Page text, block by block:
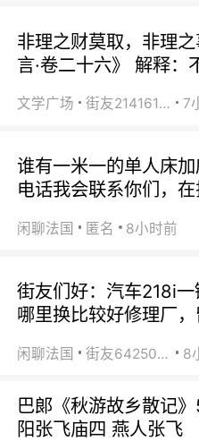
非理之财莫取，非理
言·卷二十六》 解释：
文学广场 街友21416156 7
谁有一米一的单人床
电话我会联系你们，
闲聊法国 匿名 8小时前
街友们好：汽车218i
哪里换比较好修理厂
闲聊法国 街友64250024 8
巴郞《秋游故乡散记
阳张飞庙四 燕人张飞